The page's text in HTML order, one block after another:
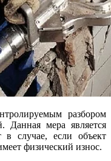
разбором
Данная мера является
случае, если объект
физический износ.